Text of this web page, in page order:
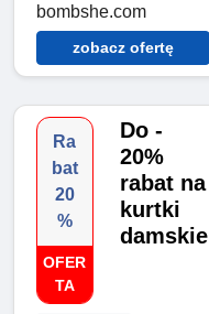
bombshe.com
zobacz ofertę
Ra
bat
20
%
OFER
TA
Do -
20%
rabat na
kurtki
damskie